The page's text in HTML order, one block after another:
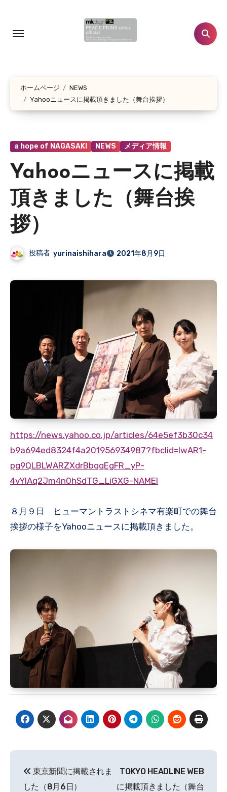
ホームページ
NEWS
Yahooニュースに掲載頂きました（舞台挨拶）
a hope of NAGASAKI NEWS メディア情報
Yahooニュースに掲載
頂きました（舞台挨
拶）
投稿者 yurinaishihara 2021年8月9日
https://news.yahoo.co.jp/articles/64e5ef3b30c34
b9a694ed8324f4a201956934987?fbclid=IwAR1-
pg9QLBLWARZXdrBbqqEgFR_yP-
4vYIAq2Jm4n0hSdTG_LiGXG-NAMEI
８月９日 ヒューマントラストシネマ有楽町での舞台
挨拶の様子をYahooニュースに掲載頂きました。
稿
東京新聞に掲載されま
した（8月6日）
TOKYO HEADLINE WEB
に掲載頂きました（舞台